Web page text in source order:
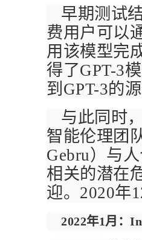
早期测试
费用户可以
用该模型完
得了GPT-3
到GPT-3的
与此同时
智能伦理团
Gebru）与
相关的潜在
迎。2020年
2022年1月：